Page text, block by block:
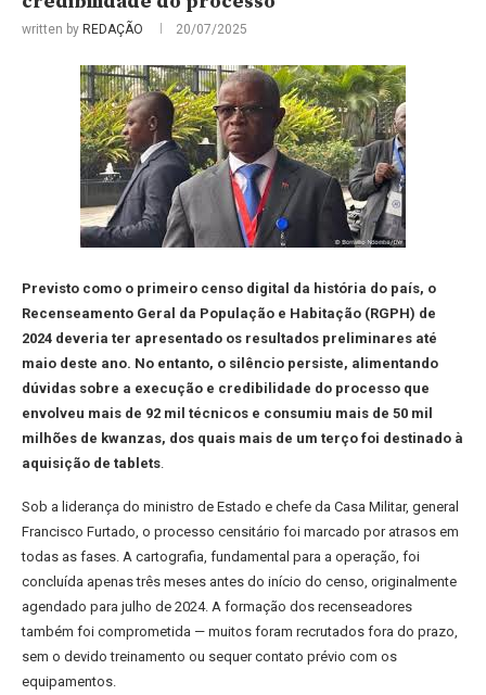
written by REDAÇÃO 20/07/2025
Previsto como o primeiro censo digital da história do país, o
Recenseamento Geral da População e Habitação (RGPH) de
2024 deveria ter apresentado os resultados preliminares até
maio deste ano. No entanto, o silêncio persiste, alimentando
dúvidas sobre a execução e credibilidade do processo que
envolveu mais de 92 mil técnicos e consumiu mais de 50 mil
milhões de kwanzas, dos quais mais de um terço foi destinado à
aquisição de tablets.
Sob a liderança do ministro de Estado e chefe da Casa Militar, general
Francisco Furtado, o processo censitário foi marcado por atrasos em
todas as fases. A cartografia, fundamental para a operação, foi
concluída apenas três meses antes do início do censo, originalmente
agendado para julho de 2024. A formação dos recenseadores
também foi comprometida — muitos foram recrutados fora do prazo,
sem o devido treinamento ou sequer contato prévio com os
equipamentos.